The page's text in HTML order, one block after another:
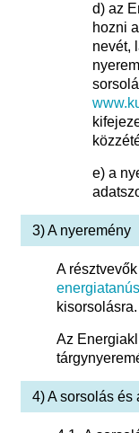
d) az
hozni
nevét,
e) a
3) A nyeremény
A
kisorsolásra.
Az
4) A sorsolás és